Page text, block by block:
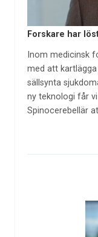
Forskare har
Inom medicinsk
med att
sällsynta
ny teknologi får
Spinocerebellär